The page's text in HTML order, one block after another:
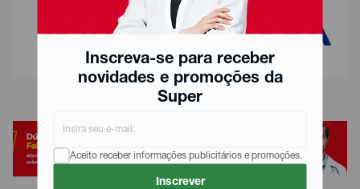
Inscreva-se para receber
novidades e promoções da
Super
Aceito receber informações publicitários e promoções.
Inscrever